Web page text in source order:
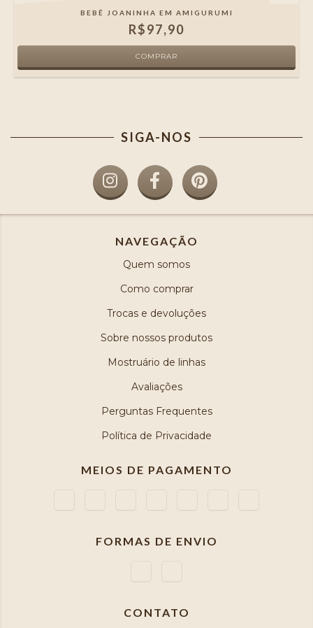
BEBÊ JOANINHA EM AMIGURUMI
R$97,90
SIGA-NOS
NAVEGAÇÃO
Quem somos
Como comprar
Trocas e devoluções
Sobre nossos produtos
Mostruário de linhas
Avaliações
Perguntas Frequentes
Política de Privacidade
MEIOS DE PAGAMENTO
FORMAS DE ENVIO
CONTATO